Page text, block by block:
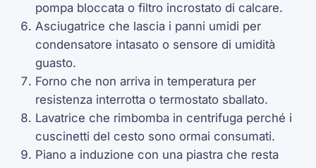
pompa bloccata o filtro incrostato di calcare.
Asciugatrice che lascia i panni umidi per
condensatore intasato o sensore di umidità
guasto.
Forno che non arriva in temperatura per
resistenza interrotta o termostato sballato.
Lavatrice che rimbomba in centrifuga perché i
cuscinetti del cesto sono ormai consumati.
Piano a induzione con una piastra che resta